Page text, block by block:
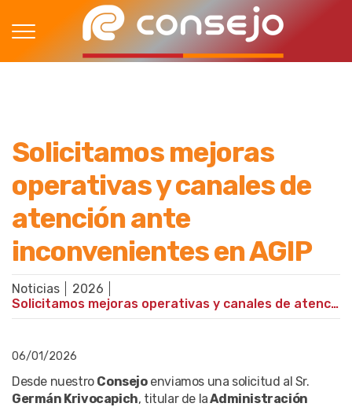
Solicitamos mejoras
operativas y canales de
atención ante
inconvenientes en AGIP
Noticias
2026
Solicitamos mejoras operativas y canales de atención ante inconvenientes en AGIP
06/01/2026
Desde nuestro Consejoenviamos una solicitud al Sr.
Germán Krivocapich, titular de laAdministración